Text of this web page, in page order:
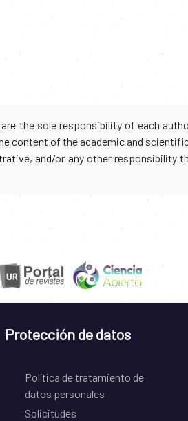
the sole responsibility of each
of the academic and
and/or any other responsibility
Protección de datos
Política de tratamiento de
datos personales
Solicitudes